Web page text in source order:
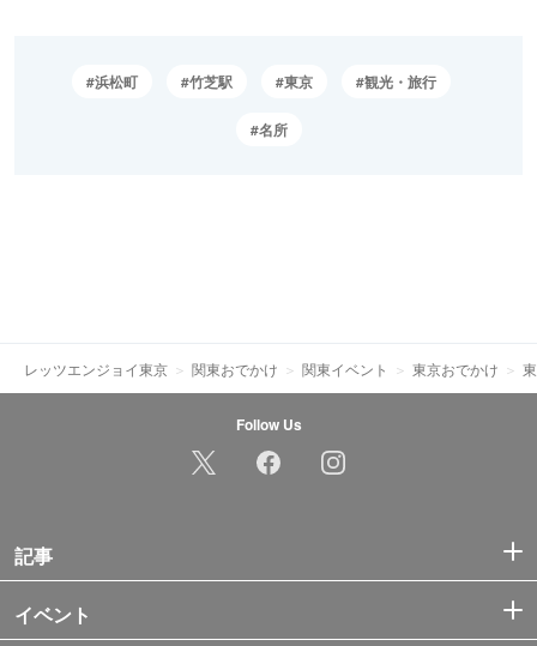
浜松町 竹芝駅 東京 観光・旅行
名所
レッツエンジョイ東京 関東おでかけ 関東イベント 東京おでかけ
Follow Us
記事
イベント